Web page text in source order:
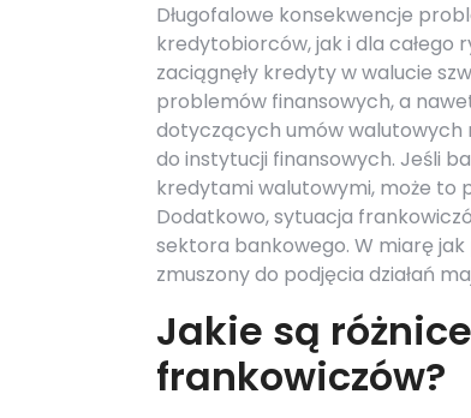
Długofalowe konsekwencje
kredytobiorców, jak i dla całego
zaciągnęły kredyty w walucie
problemów finansowych, a
dotyczących umów walutowych
do instytucji finansowych. Jeśli
kredytami walutowymi, może to
Dodatkowo, sytuacja
sektora bankowego. W miarę
zmuszony do podjęcia działań
Jakie są
frankowiczów?